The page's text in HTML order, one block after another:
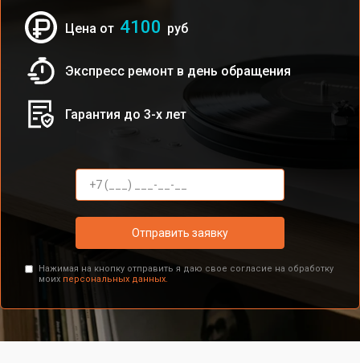
Цена от 4100 руб
Экспресс ремонт в день обращения
Гарантия до 3-х лет
Отправить заявку
Нажимая на кнопку отправить я даю свое согласие на обработку
моих персональных данных.